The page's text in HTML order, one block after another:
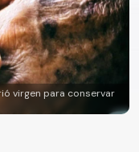
virgen para conservar